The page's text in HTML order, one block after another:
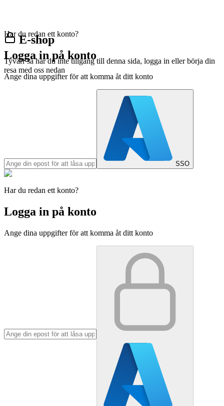
E-shop
Tyvärr så har du inte tillgång till denna sida, logga in eller börja din
resa med oss nedan
Har du redan ett konto?
Logga in på konto
Ange dina uppgifter för att komma åt ditt konto
SSO
Har du redan ett konto?
Logga in på konto
Ange dina uppgifter för att komma åt ditt konto